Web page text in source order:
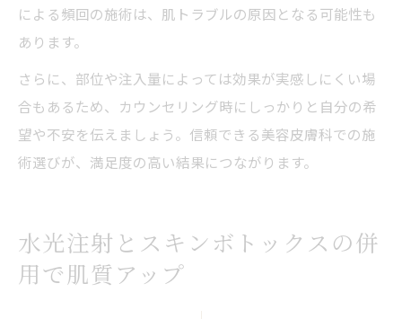
による頻回の施術は、肌トラブルの原因となる可能性も
あります。
さらに、部位や注入量によっては効果が実感しにくい場
合もあるため、カウンセリング時にしっかりと自分の希
望や不安を伝えましょう。信頼できる美容皮膚科での施
術選びが、満足度の高い結果につながります。
水光注射とスキンボトックスの併
用で肌質アップ